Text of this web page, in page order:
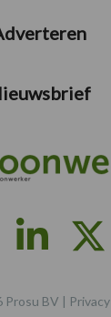
BV | Privacy